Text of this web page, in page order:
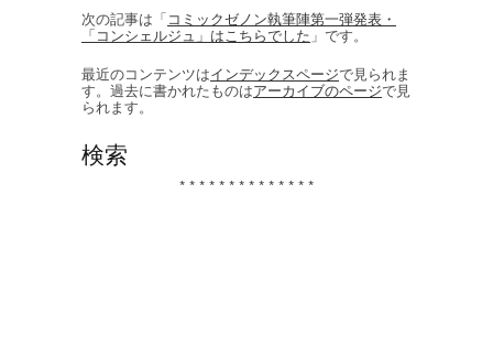
次の記事は「コミックゼノン執筆陣第一弾発表・
「コンシェルジュ」はこちらでした 」です。
最近のコンテンツはインデックスページで見られま
す。過去に書かれたものはアーカイブのページで見
られます。
検索
* * * * * * * * * * * * * *